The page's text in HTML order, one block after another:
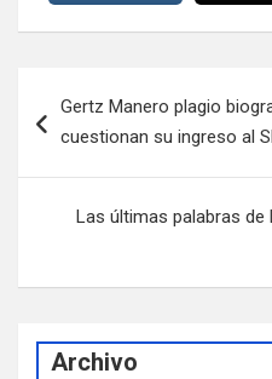
de
Gertz Manero plagio
cuestionan su ingreso al
Las últimas palabras de
Archivo